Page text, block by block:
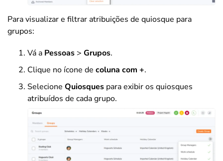
Para visualizar e filtrar atribuições de quiosque para
grupos:
Vá a Pessoas > Grupos.
Clique no ícone de coluna com +.
Selecione Quiosques para exibir os quiosques
atribuídos de cada grupo.